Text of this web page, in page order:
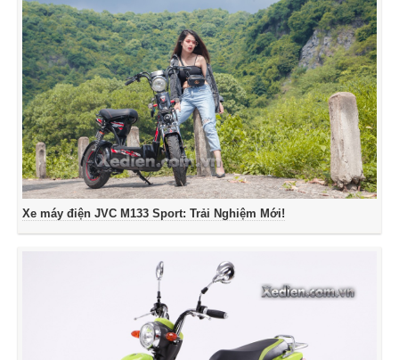
Xe máy điện JVC M133 Sport: Trải Nghiệm Mới!